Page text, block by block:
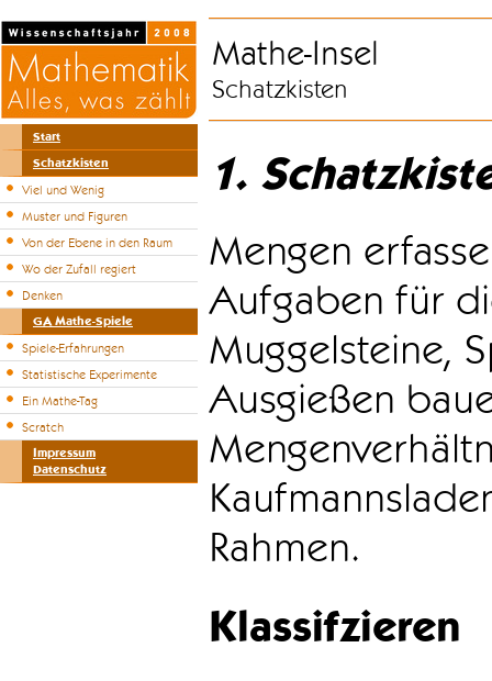
Start
Schatzkisten
Viel und Wenig
Muster und Figuren
Von der Ebene in den Raum
Wo der Zufall regiert
Denken
GA Mathe-Spiele
Spiele-Erfahrungen
Statistische Experimente
Ein Mathe-Tag
Scratch
Impressum
Datenschutz
Mathe-Insel
Schatzkisten
1.
Mengen
Aufgaben für
Muggelsteine,
Ausgießen
Rahmen.
Klassifzieren